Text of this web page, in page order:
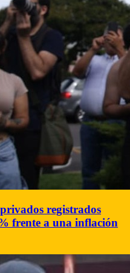
registrados
frente a una inflación